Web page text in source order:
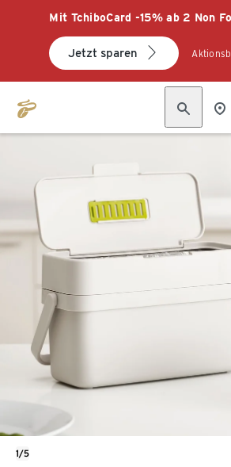
Mit TchiboCard -15% ab 2 Non
Jetzt sparen
1/5